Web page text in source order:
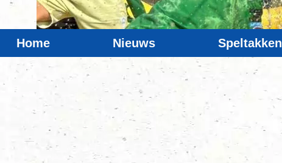
Home Nieuws Speltakken